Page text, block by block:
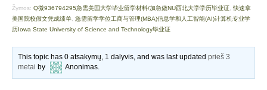
Žymos: Q微936794295急需美国大学毕业留学材料/加急做NU西北大学学历毕业证 快速拿
美国院校假文凭成绩单 急需留学学位工商与管理(MBA)信息学和人工智能(AI)计算机专业学
历Iowa State University of Science and Technology毕业证
This topic has 0 atsakymų, 1 dalyvis, and was last updatedprieš 3
metai by Anonimas.